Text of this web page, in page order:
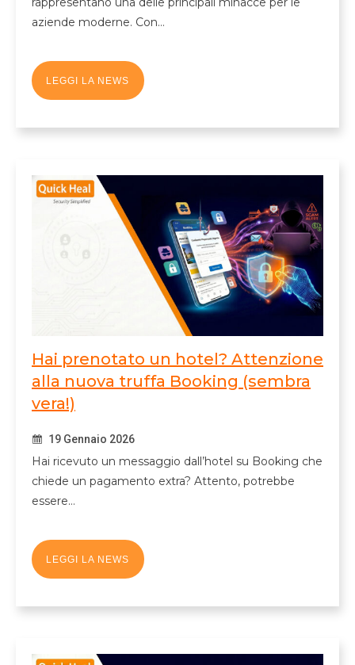
aziende moderne. Con…
LEGGI LA NEWS
Hai prenotato un hotel? Attenzione
alla nuova truffa Booking (sembra
vera!)
19 Gennaio 2026
Hai ricevuto un messaggio dall’hotel su Booking che
chiede un pagamento extra? Attento, potrebbe
essere…
LEGGI LA NEWS